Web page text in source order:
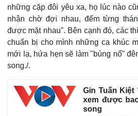
những cặp đôi yêu xa, họ lúc nào
nhận chờ đợi nhau, đếm từng
được mặt nhau". Bên cạnh đó, các
chuẩn bị cho mình những ca khúc
mới lạ, hứa hẹn sẽ làm "bùng nổ"
song./.
Gin Tuấn Kiệt
xem được
song